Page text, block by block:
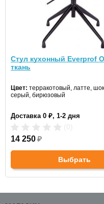
Стул кухонный Everprof
ткань
Цвет: терракотовый, латте,
серый, бирюзовый
Доставка 0 ₽, 1-2 дня
14 250₽
Выбрать